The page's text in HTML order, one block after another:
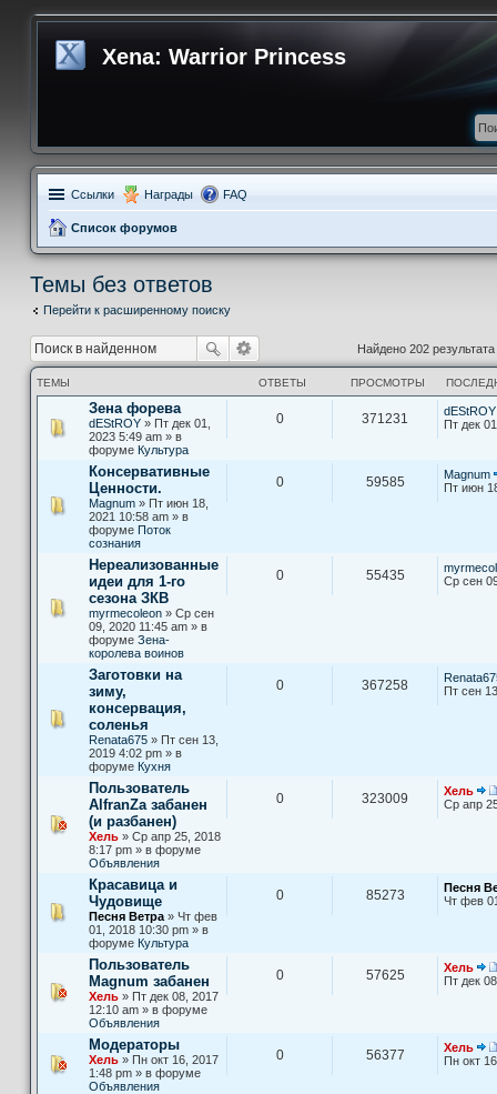
Xena: Warrior Princess
Ссылки Награды FAQ
Список форумов
Темы без ответов
Перейти к расширенному поиску
Найдено 202 результата
ТЕМЫ ОТВЕТЫ ПРОСМОТРЫ
Зена форева
dEStROY » Пт дек 01,
2023 5:49 am » в
форуме Культура
0 371231
dEStROY
Пт дек
Консервативные
Ценности.
Magnum » Пт июн 18,
2021 10:58 am » в
форуме Поток
сознания
0 59585
Magnum
Пт июн
Нереализованные
идеи для 1-го
сезона ЗКВ
myrmecoleon » Ср сен
09, 2020 11:45 am » в
форуме Зена-
королева воинов
0 55435
Ср сен
Заготовки на
зиму,
консервация,
соленья
Renata675 » Пт сен 13,
2019 4:02 pm » в
форуме Кухня
0 367258
Пт сен
Пользователь
AlfranZa забанен
(и разбанен)
Хель » Ср апр 25, 2018
8:17 pm » в форуме
Объявления
0 323009
Хель
Ср апр
Красавица и
Чудовище
Песня Ветра » Чт фев
01, 2018 10:30 pm » в
форуме Культура
0 85273
Песня
Чт фев
Пользователь
Magnum забанен
Хель » Пт дек 08, 2017
12:10 am » в форуме
Объявления
0 57625
Хель
Пт дек
Модераторы
Хель » Пн окт 16, 2017
1:48 pm » в форуме
Объявления
0 56377
Хель
Пн окт